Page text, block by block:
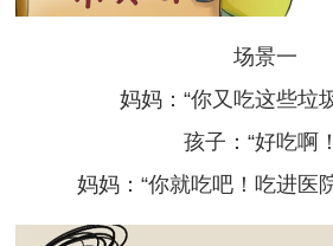
场景一
妈妈：“你又吃这些垃
孩子：“好吃啊
妈妈：“你就吃吧！吃进医